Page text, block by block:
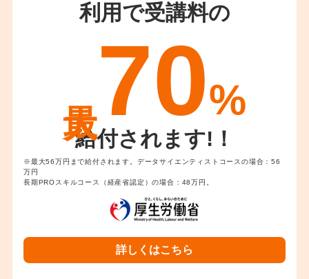
利用で受講料の
70%
給付されます!！
※最大56万円まで給付されます。データサイエンティストコースの場合：56
万円
長期PROスキルコース（経産省認定）の場合：48万円。
詳しくはこちら